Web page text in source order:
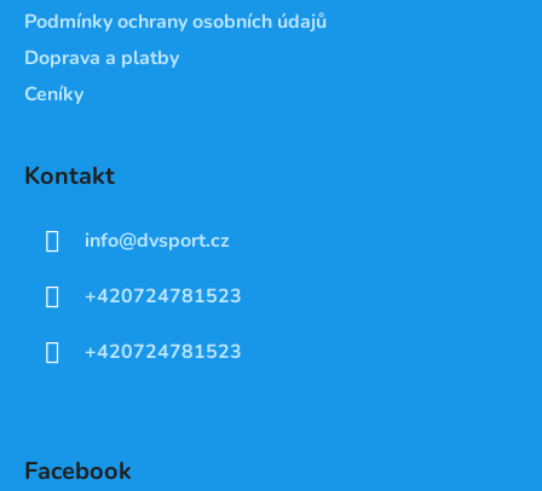
Podmínky ochrany osobních údajů
Doprava a platby
Ceníky
Kontakt
info@dvsport.cz
+420724781523
+420724781523
Facebook